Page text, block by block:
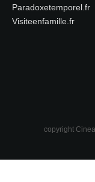
Paradoxetemporel.fr
Visiteenfamille.fr
copyright